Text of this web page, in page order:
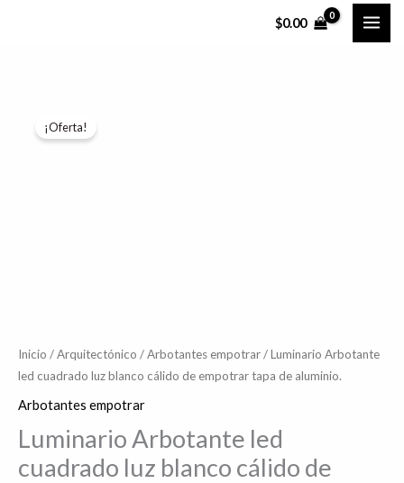
$0.00
¡Oferta!
Inicio /Arquitectónico /Arbotantes empotrar/ Luminario Arbotante
led cuadrado luz blanco cálido de empotrar tapa de aluminio.
Arbotantes empotrar
Luminario Arbotante led
cuadrado luz blanco cálido de
Arbotante
de
aluminio.
cantidad